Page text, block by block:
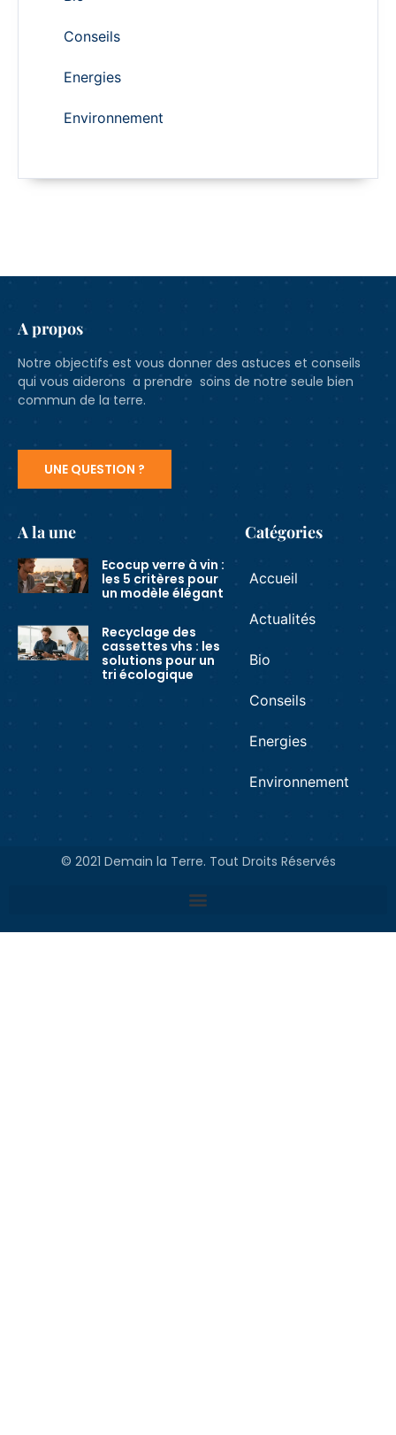
Conseils
Energies
Environnement
A propos
Notre objectifs est vous donner des astuces et conseils
qui vous aiderons a prendre soins de notre seule bien
commun de la terre.
UNE QUESTION ?
A la une
Ecocup verre à vin :
les 5 critères pour
un modèle élégant
Recyclage des
cassettes vhs : les
solutions pour un
tri écologique
Catégories
Accueil
Actualités
Bio
Conseils
Energies
Environnement
© 2021 Demain la Terre. Tout Droits Réservés